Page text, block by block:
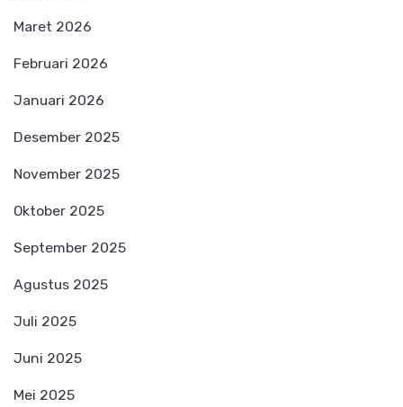
Maret 2026
Februari 2026
Januari 2026
Desember 2025
November 2025
Oktober 2025
September 2025
Agustus 2025
Juli 2025
Juni 2025
Mei 2025